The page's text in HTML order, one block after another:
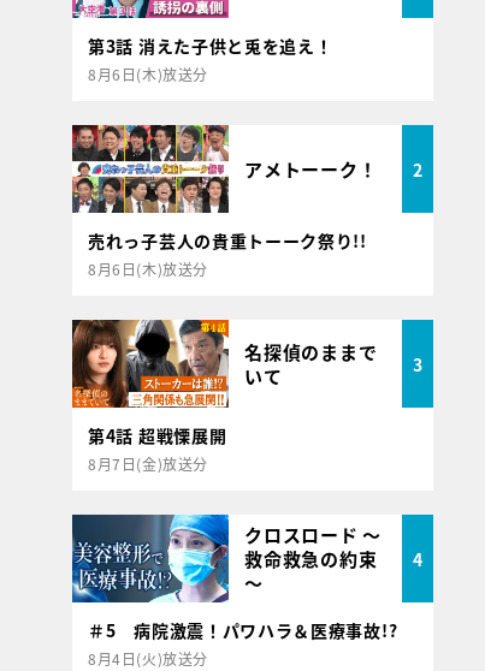
第3話 消えた子供と兎を追え！
8月6日(木)放送分
アメトーーク！ 2
売れっ子芸人の貴重トーーク祭り!!
8月6日(木)放送分
名探偵のままで
いて
3
第4話 超戦慄展開
8月7日(金)放送分
クロスロード ～
救命救急の約束
～
4
＃5 病院激震！パワハラ＆医療事故!?
8月4日(火)放送分